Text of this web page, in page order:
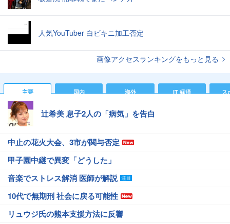
人気YouTuber 白ビキニ加工否定
画像アクセスランキングをもっと見る
主要 国内 海外 IT 経済 ス
辻希美 息子2人の「病気」を告白
中止の花火大会、3市が関与否定
甲子園中継で異変「どうした」
音楽でストレス解消 医師が解説
10代で無期刑 社会に戻る可能性
リュウジ氏の熊本支援方法に反響